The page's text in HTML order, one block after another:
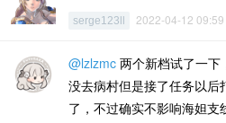
serge123ll 2022-04-12 09:59
@lzlzmc 两个新档试了一下
没去病村但是接了任务以
了，不过确实不影响海妲支